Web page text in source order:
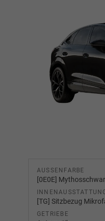
AUSSENFARBE
[0E0E]
[TG] Sitzbezug
GETRIEBE